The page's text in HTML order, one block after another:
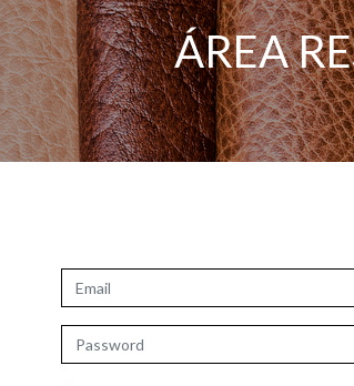
ÁREA